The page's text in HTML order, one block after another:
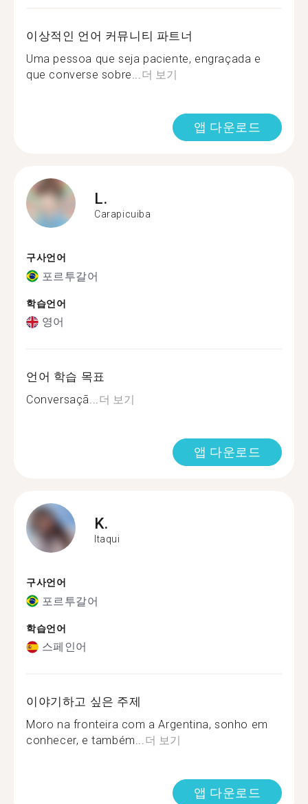
이상적인 언어 커뮤니티 파트너
Uma pessoa que seja paciente, engraçada e
que converse sobre...더 보기
앱 다운로드
L.
Carapicuiba
구사언어
포르투갈어
학습언어
영어
언어 학습 목표
Conversaçã...더 보기
앱 다운로드
K.
Itaqui
구사언어
포르투갈어
학습언어
스페인어
이야기하고 싶은 주제
Moro na fronteira com a Argentina, sonho em
conhecer, e também...더 보기
앱 다운로드